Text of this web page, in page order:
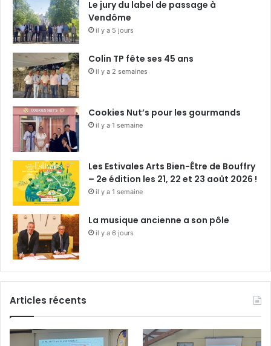
Le jury du label de passage à
Vendôme
il y a 5 jours
Colin TP fête ses 45 ans
il y a 2 semaines
Cookies Nut’s pour les gourmands
il y a 1 semaine
Les Estivales Arts Bien-Être de Bouffry
– 2e édition les 21, 22 et 23 août 2026 !
il y a 1 semaine
La musique ancienne a son pôle
il y a 6 jours
Articles récents